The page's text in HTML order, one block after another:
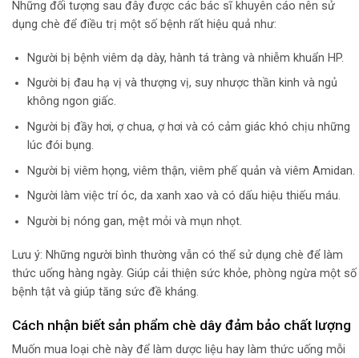
Những đối tượng sau đây được các bác sĩ khuyên cáo nên sử
dụng chè để điều trị một số bệnh rất hiệu quả như:
Người bị bệnh viêm dạ dày, hành tá tràng và nhiễm khuẩn HP.
Người bị đau hạ vị và thượng vị, suy nhược thần kinh và ngủ
không ngon giấc.
Người bị đầy hơi, ợ chua, ợ hơi và có cảm giác khó chịu những
lúc đói bụng.
Người bị viêm họng, viêm thận, viêm phế quản và viêm Amidan.
Người làm việc trí óc, da xanh xao và có dấu hiệu thiếu máu.
Người bị nóng gan, mệt mỏi và mụn nhọt.
Lưu ý: Những người bình thường vẫn có thể sử dụng chè để làm
thức uống hàng ngày. Giúp cải thiện sức khỏe, phòng ngừa một số
bệnh tật và giúp tăng sức đề kháng.
Cách nhận biết sản phẩm chè dây đảm bảo chất lượng
Muốn mua loại chè này để làm dược liệu hay làm thức uống mỗi